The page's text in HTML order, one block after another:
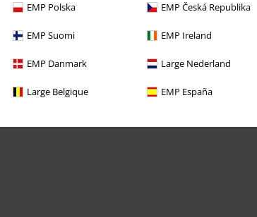
EMP Polska EMP Česká Republika
EMP Suomi EMP Ireland
EMP Danmark Large Nederland
Large Belgique EMP España